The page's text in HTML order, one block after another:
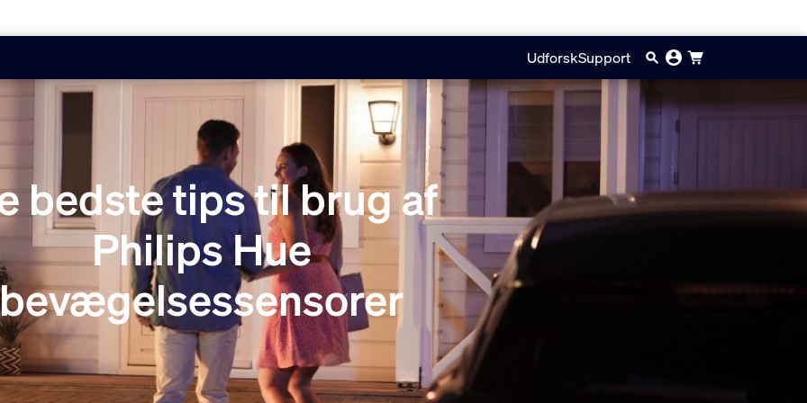
UdforskSupport
bedste tips til brug af
Philips Hue
bevægelsessensorer